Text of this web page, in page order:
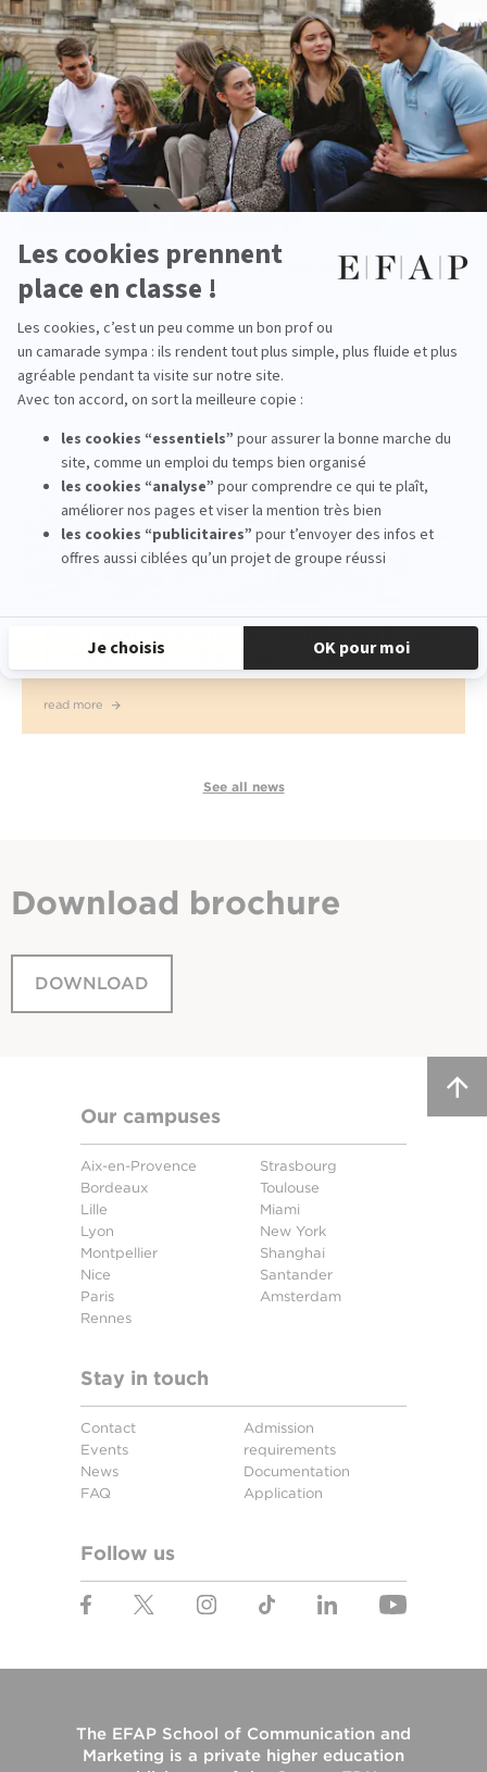
EFAP ⎮ Big Battle 2026 x Parc Astérix
read more
formation marketing digital à Paris ?
read more
See all news
Download brochure
DOWNLOAD
Our campuses
Aix-en-Provence
Bordeaux
Lille
Lyon
Montpellier
Nice
Paris
Rennes
Strasbourg
Toulouse
Miami
New York
Shanghai
Santander
Amsterdam
Stay in touch
Contact
Events
News
FAQ
Admission
requirements
Documentation
Application
Follow us
The EFAP School of Communication and
Marketing is a private higher education